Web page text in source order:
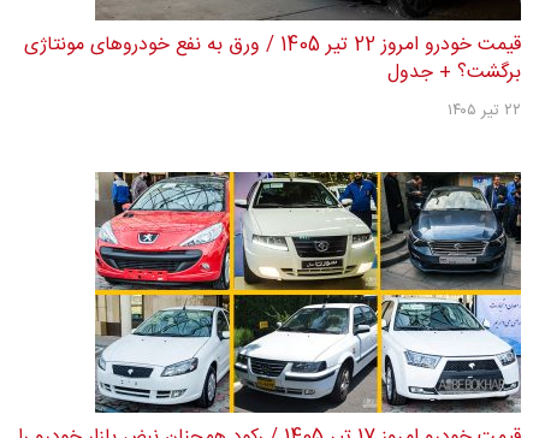
قیمت خودرو امروز 22 تیر 1405 / ورق به نفع خودروهای مونتاژی
برگشت؟ + جدول
۲۲ تیر ۱۴۰۵